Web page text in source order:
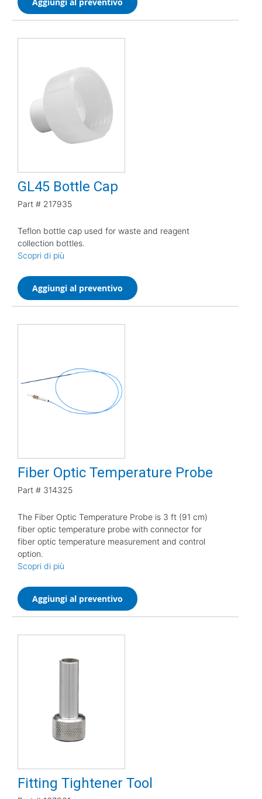
GL45 Bottle Cap
Part # 217935
Teflon bottle cap used for waste and reagent
collection bottles.
Scopri di più
Aggiungi al preventivo
Fiber Optic Temperature Probe
Part # 314325
The Fiber Optic Temperature Probe is 3 ft (91 cm)
fiber optic temperature probe with connector for
fiber optic temperature measurement and control
option.
Scopri di più
Aggiungi al preventivo
Fitting Tightener Tool